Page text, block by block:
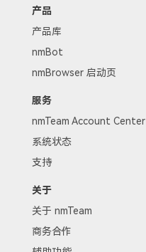
产品
产品库
nmBot
nmBrowser 启动页
服务
nmTeam Account Center
系统状态
支持
关于
关于 nmTeam
商务合作